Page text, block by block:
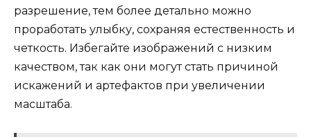
разрешение, тем более детально можно
проработать улыбку, сохраняя естественность и
четкость. Избегайте изображений с низким
качеством, так как они могут стать причиной
искажений и артефактов при увеличении
масштаба.